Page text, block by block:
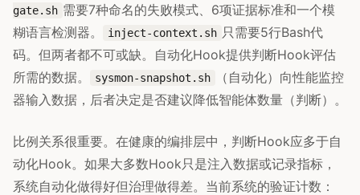
gate.sh 需要7种命名的失败模式、6项证据标准和一个模
糊语言检测器。
inject-context.sh 只需要5行Bash代
码。但两者都不可或缺。自动化Hook提供判断Hook评估
所需的数据。
sysmon-snapshot.sh
（自动化）向性能监控
器输入数据，后者决定是否建议降低智能体数量（判断）。
比例关系很重要。在健康的编排层中，判断Hook应多于自
动化Hook。如果大多数Hook只是注入数据或记录指标，
系统自动化做得好但治理做得差。当前系统的验证计数：